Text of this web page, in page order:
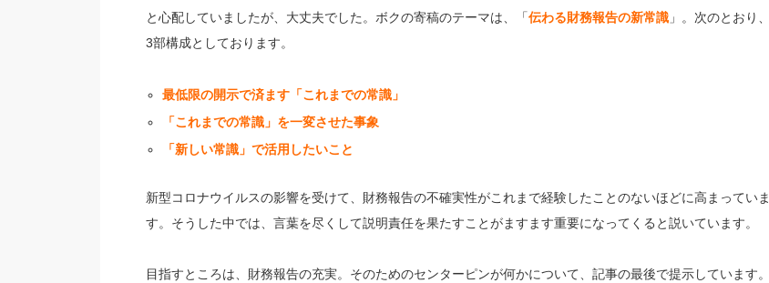
と心配していましたが、大丈夫でした。ボクの寄稿のテーマは、「伝わる財務報告の新常識」。次のとおり、
3部構成としております。
最低限の開示で済ます「これまでの常識」
「これまでの常識」を一変させた事象
「新しい常識」で活用したいこと
新型コロナウイルスの影響を受けて、財務報告の不確実性がこれまで経験したことのないほどに高まっていま
す。そうした中では、言葉を尽くして説明責任を果たすことがますます重要になってくると説いています。
目指すところは、財務報告の充実。そのためのセンターピンが何かについて、記事の最後で提示しています。